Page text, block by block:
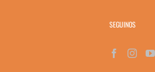
SEGUINOS